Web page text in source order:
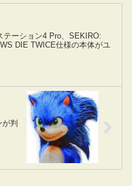
テーション4 Pro、SEKIRO:
DIE TWICE仕様の本体がユ
判